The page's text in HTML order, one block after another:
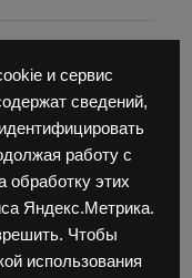
и сервис
сведений,
работу с
обработку этих
Яндекс.Метрика.
Чтобы
использования